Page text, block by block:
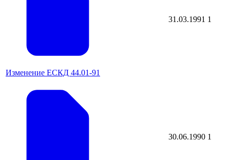
Изменение ЕСКД 44.01-91
31.03.1991 1
30.06.1990 1